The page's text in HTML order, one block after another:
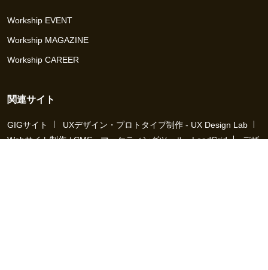
Workship EVENT
Workship MAGAZINE
Workship CAREER
関連サイト
GIGサイト
UXデザイン・プロトタイプ制作 - UX Design Lab
Webサイト制作 / CMS・マーケティングツール - LeadGrid
デザ